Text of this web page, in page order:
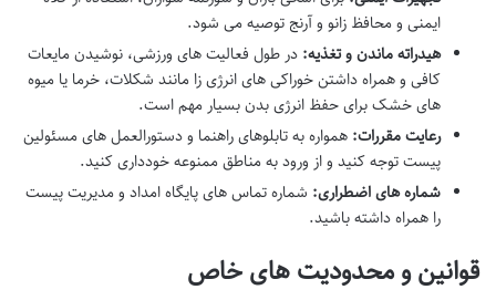
ایمنی و محافظ زانو و آرنج توصیه می شود.
هیدراته ماندن و تغذیه: در طول فعالیت های ورزشی، نوشیدن مایعات
کافی و همراه داشتن خوراکی های انرژی زا مانند شکلات، خرما یا میوه
های خشک برای حفظ انرژی بدن بسیار مهم است.
رعایت مقررات: همواره به تابلوهای راهنما و دستورالعمل های مسئولین
پیست توجه کنید و از ورود به مناطق ممنوعه خودداری کنید.
شماره های اضطراری: شماره تماس های پایگاه امداد و مدیریت پیست
را همراه داشته باشید.
قوانین و محدودیت های خاص